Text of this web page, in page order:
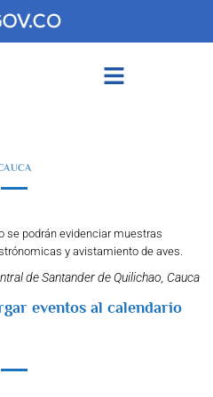
se podrán evidenciar muestras
y avistamiento de aves.
de Santander de Quilichao, Cauca
eventos al calendario